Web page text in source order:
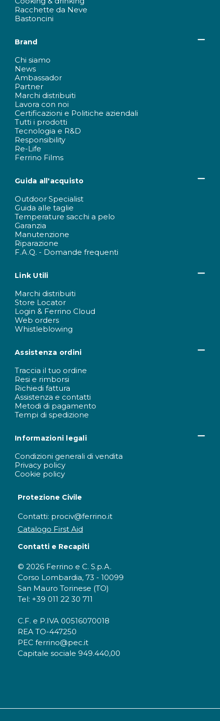
Racchette da Neve
Bastoncini
Brand
Chi siamo
News
Ambassador
Partner
Marchi distribuiti
Lavora con noi
Certificazioni e Politiche aziendali
Tutti i prodotti
Tecnologia e R&D
Responsibility
Re-Life
Ferrino Films
Guida all'acquisto
Outdoor Specialist
Guida alle taglie
Temperature sacchi a pelo
Garanzia
Manutenzione
Riparazione
F.A.Q. - Domande frequenti
Link Utili
Marchi distribuiti
Store Locator
Login & Ferrino Cloud
Web orders
Whistleblowing
Assistenza ordini
Traccia il tuo ordine
Resi e rimborsi
Richiedi fattura
Assistenza e contatti
Metodi di pagamento
Tempi di spedizione
Informazioni legali
Condizioni generali di vendita
Privacy policy
Cookie policy
Protezione Civile
Contatti: prociv@ferrino.it
Catalogo First Aid
Contatti e Recapiti
© 2026 Ferrino e C. S.p.A.
Corso Lombardia, 73 - 10099
San Mauro Torinese (TO)
Tel: +39 011 22 30 711
C.F. e P.IVA 00516070018
REA TO-447250
PEC ferrino@pec.it
Capitale sociale 949.440,00